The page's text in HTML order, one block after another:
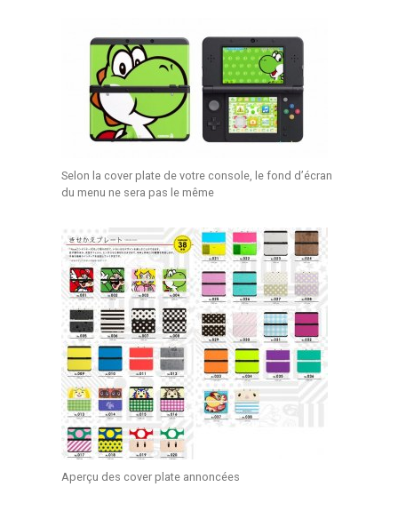
Selon la cover plate de votre console, le fond d’écran
du menu ne sera pas le même
Aperçu des cover plate annoncées